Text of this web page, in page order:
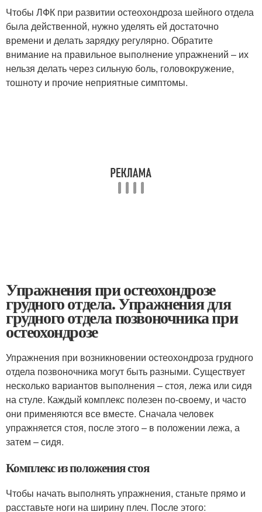
Чтобы ЛФК при развитии остеохондроза шейного отдела
была действенной, нужно уделять ей достаточно
времени и делать зарядку регулярно. Обратите
внимание на правильное выполнение упражнений – их
нельзя делать через сильную боль, головокружение,
тошноту и прочие неприятные симптомы.
Упражнения при остеохондрозе
грудного отдела. Упражнения для
грудного отдела позвоночника при
остеохондрозе
Упражнения при возникновении остеохондроза грудного
отдела позвоночника могут быть разными. Существует
несколько вариантов выполнения – стоя, лежа или сидя
на стуле. Каждый комплекс полезен по-своему, и часто
они применяются все вместе. Сначала человек
упражняется стоя, после этого – в положении лежа, а
затем – сидя.
Комплекс из положения стоя
Чтобы начать выполнять упражнения, станьте прямо и
расставьте ноги на ширину плеч. После этого: